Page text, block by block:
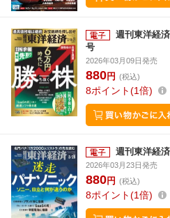
週刊東洋経
号
2026年03月09日発売
880円 (税込)
8ポイント 1倍
週刊東洋経
2026年03月23日発売
880円 (税込)
8ポイント 1倍